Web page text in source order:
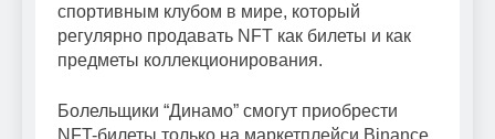
спортивным клубом в мире, который
регулярно продавать NFT как билеты и как
предметы коллекционирования.
Болельщики “Динамо” смогут приобрести
NFT-билеты только на маркетплейси Binance